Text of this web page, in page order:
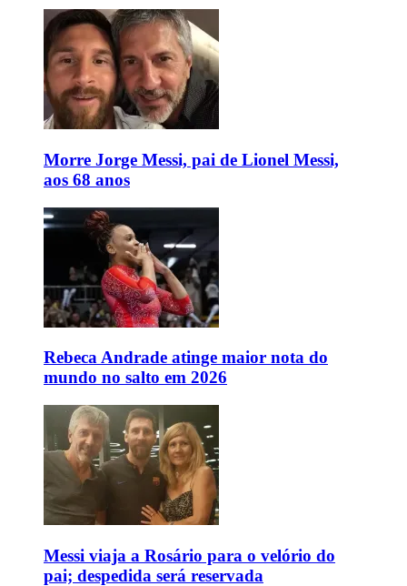
Morre Jorge Messi, pai de Lionel Messi,
aos 68 anos
Rebeca Andrade atinge maior nota do
mundo no salto em 2026
Messi viaja a Rosário para o velório do
pai; despedida será reservada